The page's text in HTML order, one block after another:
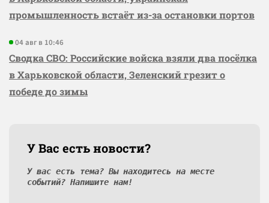
промышленность встаёт из-за остановки портов
04 авг в 10:46
Сводка СВО: Российские войска взяли два посёлка
в Харьковской области, Зеленский грезит о
победе до зимы
У Вас есть новости?
У вас есть тема? Вы находитесь на месте
событий? Напишите нам!